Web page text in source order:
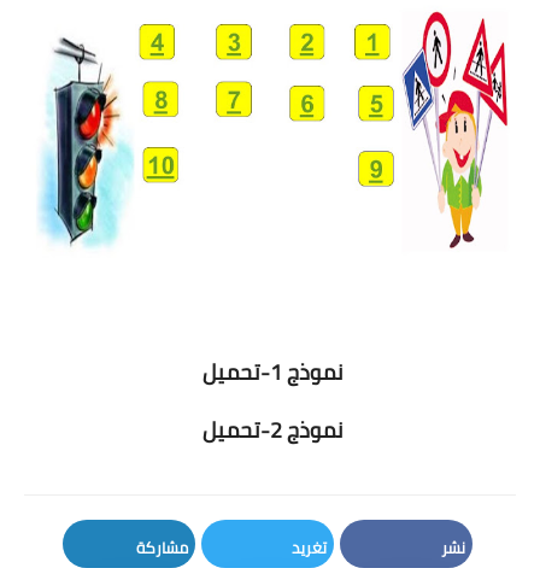
نموذج 1-تحميل
نموذج 2-تحميل
نشر تغريد مشاركة